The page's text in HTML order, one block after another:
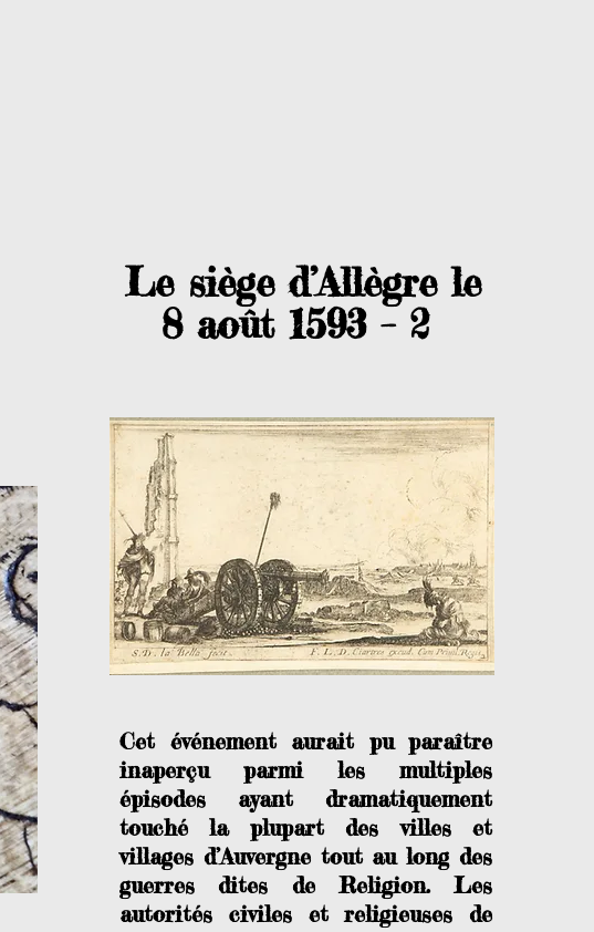
Le siège d’Allègre le
8 août 1593 – 2
Cet événement aurait pu paraître
inaperçu parmi les multiples
épisodes ayant dramatiquement
touché la plupart des villes et
villages d’Auvergne tout au long des
guerres dites de Religion. Les
autorités civiles et religieuses de